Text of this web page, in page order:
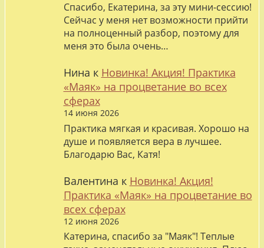
Спасибо, Екатерина, за эту мини-сессию!
Сейчас у меня нет возможности прийти
на полноценный разбор, поэтому для
меня это была очень…
Нина к Новинка! Акция! Практика
«Маяк» на процветание во всех
сферах
14 июня 2026
Практика мягкая и красивая. Хорошо на
душе и появляется вера в лучшее.
Благодарю Вас, Катя!
Валентина к Новинка! Акция!
Практика «Маяк» на процветание во
всех сферах
12 июня 2026
Катерина, спасибо за "Маяк"! Теплые